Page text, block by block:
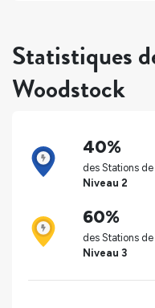
Statistiques
Woodstock
40%
des Stations de
Niveau 2
60%
des Stations de
Niveau 3